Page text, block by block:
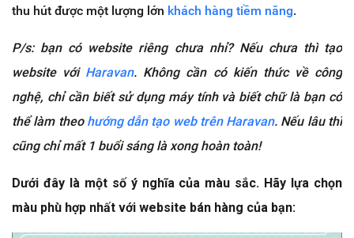
thu hút được một lượng lớn khách hàng tiềm năng.
P/s: bạn có website riêng chưa nhỉ? Nếu chưa thìtạo
website với Haravan. Không cần có kiến thức về công
nghệ, chỉcần biết sửdụng máy tính và biết chữlà bạn có
thểlàm theo hướng dẫn tạo web trên Haravan. Nếu lâu thì
cũng chỉ mất 1 buổi sáng là xong hoàn toàn!
Dưới đây là một số ý nghĩa của màu sắc. Hãy lựa chọn
màu phù hợp nhất với website bán hàng của bạn: